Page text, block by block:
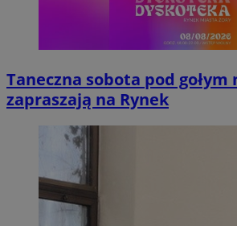
Taneczna sobota pod
zapraszają na Rynek